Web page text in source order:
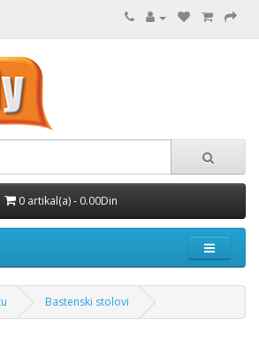
0 artikal(a) - 0.00Din
Bastenski stolovi